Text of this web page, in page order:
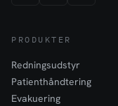
PRODUKTER
Redningsudstyr
Patienthåndtering
Evakuering